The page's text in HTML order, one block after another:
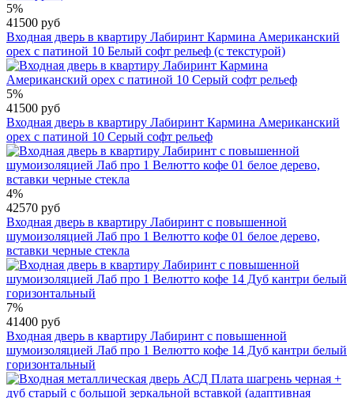
5%
41500 руб
Входная дверь в квартиру Лабиринт Кармина Американский
орех с патиной 10 Белый софт рельеф (с текстурой)
5%
41500 руб
Входная дверь в квартиру Лабиринт Кармина Американский
орех с патиной 10 Серый софт рельеф
4%
42570 руб
Входная дверь в квартиру Лабиринт с повышенной
шумоизоляцией Лаб про 1 Велютто кофе 01 белое дерево,
вставки черные стекла
7%
41400 руб
Входная дверь в квартиру Лабиринт с повышенной
шумоизоляцией Лаб про 1 Велютто кофе 14 Дуб кантри белый
горизонтальный